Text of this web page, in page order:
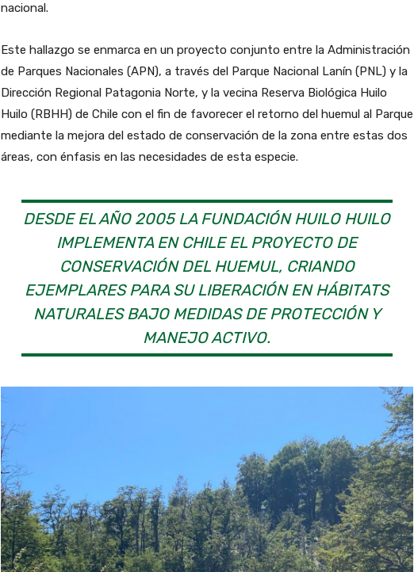
nacional.
Este hallazgo se enmarca en un proyecto conjunto entre la Administración
de Parques Nacionales (APN), a través del Parque Nacional Lanín (PNL) y la
Dirección Regional Patagonia Norte, y la vecina Reserva Biológica Huilo
Huilo (RBHH) de Chile con el fin de favorecer el retorno del huemul al Parque
mediante la mejora del estado de conservación de la zona entre estas dos
áreas, con énfasis en las necesidades de esta especie.
DESDE EL AÑO 2005 LA FUNDACIÓN HUILO HUILO
IMPLEMENTA EN CHILE EL PROYECTO DE
CONSERVACIÓN DEL HUEMUL, CRIANDO
EJEMPLARES PARA SU LIBERACIÓN EN HÁBITATS
NATURALES BAJO MEDIDAS DE PROTECCIÓN Y
MANEJO ACTIVO.